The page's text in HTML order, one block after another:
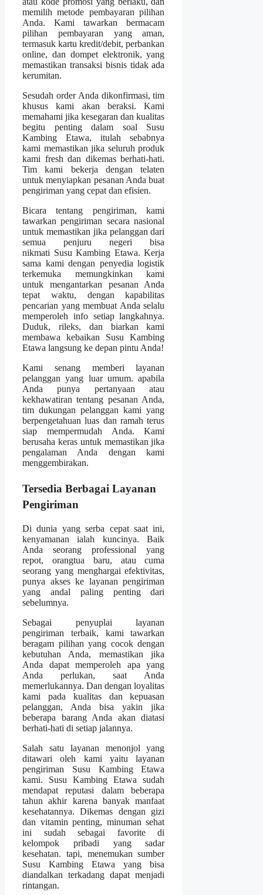
memilih metode pembayaran pilihan
Anda. Kami tawarkan bermacam
pilihan pembayaran yang aman,
termasuk kartu kredit/debit, perbankan
online, dan dompet elektronik, yang
memastikan transaksi bisnis tidak ada
kerumitan.
Sesudah order Anda dikonfirmasi, tim
khusus kami akan beraksi. Kami
memahami jika kesegaran dan kualitas
begitu penting dalam soal Susu
Kambing Etawa, itulah sebabnya
kami memastikan jika seluruh produk
kami fresh dan dikemas berhati-hati.
Tim kami bekerja dengan telaten
untuk menyiapkan pesanan Anda buat
pengiriman yang cepat dan efisien.
Bicara tentang pengiriman, kami
tawarkan pengiriman secara nasional
untuk memastikan jika pelanggan dari
semua penjuru negeri bisa
nikmati Susu Kambing Etawa. Kerja
sama kami dengan penyedia logistik
terkemuka memungkinkan kami
untuk mengantarkan pesanan Anda
tepat waktu, dengan kapabilitas
pencarian yang membuat Anda selalu
memperoleh info setiap langkahnya.
Duduk, rileks, dan biarkan kami
membawa kebaikan Susu Kambing
Etawa langsung ke depan pintu Anda!
Kami senang memberi layanan
pelanggan yang luar umum. apabila
Anda punya pertanyaan atau
kekhawatiran tentang pesanan Anda,
tim dukungan pelanggan kami yang
berpengetahuan luas dan ramah terus
siap mempermudah Anda. Kami
berusaha keras untuk memastikan jika
pengalaman Anda dengan kami
menggembirakan.
Tersedia Berbagai Layanan
Pengiriman
Di dunia yang serba cepat saat ini,
kenyamanan ialah kuncinya. Baik
Anda seorang professional yang
repot, orangtua baru, atau cuma
seorang yang menghargai efektivitas,
punya akses ke layanan pengiriman
yang andal paling penting dari
sebelumnya.
Sebagai penyuplai layanan
pengiriman terbaik, kami tawarkan
beragam pilihan yang cocok dengan
kebutuhan Anda, memastikan jika
Anda dapat memperoleh apa yang
Anda perlukan, saat Anda
memerlukannya. Dan dengan loyalitas
kami pada kualitas dan kepuasan
pelanggan, Anda bisa yakin jika
beberapa barang Anda akan diatasi
berhati-hati di setiap jalannya.
Salah satu layanan menonjol yang
ditawari oleh kami yaitu layanan
pengiriman Susu Kambing Etawa
kami. Susu Kambing Etawa sudah
mendapat reputasi dalam beberapa
tahun akhir karena banyak manfaat
kesehatannya. Dikemas dengan gizi
dan vitamin penting, minuman sehat
ini sudah sebagai favorite di
kelompok pribadi yang sadar
kesehatan. tapi, menemukan sumber
Susu Kambing Etawa yang bisa
diandalkan terkadang dapat menjadi
rintangan.